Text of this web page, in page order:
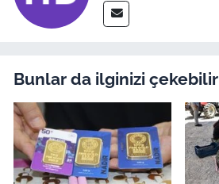
Bunlar da ilginizi çekebilir